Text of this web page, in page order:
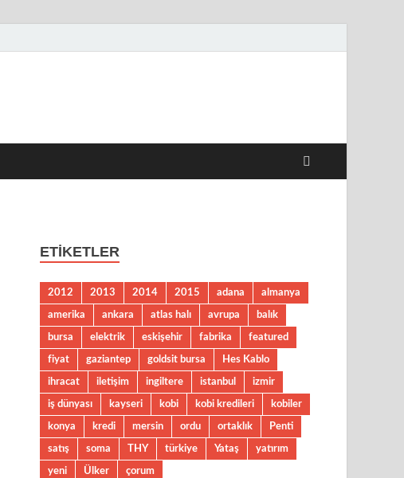
ETIKETLER
2012 2013 2014 2015 adana
almanya
amerika
ankara atlas halı avrupa
balık
bursa
elektrik eskişehir fabrika
featured
fiyat
gaziantep goldsit bursa
Hes Kablo
ihracat
iletişim ingiltere istanbul
izmir
iş dünyası
kayseri kobi kobi kredileri
kobiler
konya
kredi mersin ordu ortaklık
Penti
satış
soma THY türkiye Yataş
yatırım
yeni
Ülker çorum